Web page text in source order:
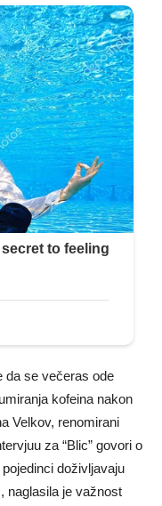
da se večeras ode
kofeina nakon
Velkov, renomirani
za “Blic” govori o
doživljavaju
naglasila je važnost